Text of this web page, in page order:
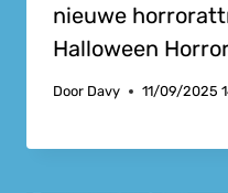
nieuwe
Halloween
Door Davy 11/09/2025